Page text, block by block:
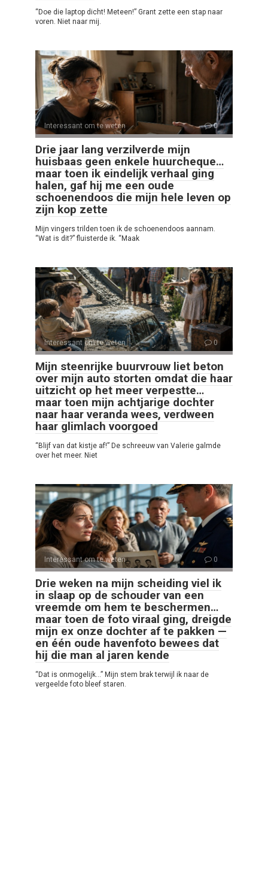
“Doe die laptop dicht! Meteen!” Grant zette een stap naar
voren. Niet naar mij.
Interessant om te weten 0
Drie jaar lang verzilverde mijn
huisbaas geen enkele huurcheque…
maar toen ik eindelijk verhaal ging
halen, gaf hij me een oude
schoenendoos die mijn hele leven op
zijn kop zette
Mijn vingers trilden toen ik de schoenendoos aannam.
“Wat is dit?” fluisterde ik. “Maak
Interessant om te weten 0
Mijn steenrijke buurvrouw liet beton
over mijn auto storten omdat die haar
uitzicht op het meer verpestte…
maar toen mijn achtjarige dochter
naar haar veranda wees, verdween
haar glimlach voorgoed
“Blijf van dat kistje af!” De schreeuw van Valerie galmde
over het meer. Niet
Interessant om te weten 0
Drie weken na mijn scheiding viel ik
in slaap op de schouder van een
vreemde om hem te beschermen…
maar toen de foto viraal ging, dreigde
mijn ex onze dochter af te pakken —
en één oude havenfoto bewees dat
hij die man al jaren kende
“Dat is onmogelijk…” Mijn stem brak terwijl ik naar de
vergeelde foto bleef staren.